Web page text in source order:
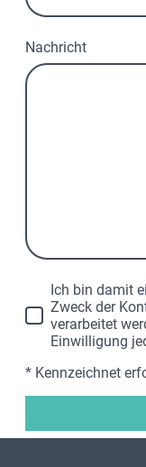
Nachricht
Ich bin damit
Zweck der
verarbeitet
Einwilligung
* Kennzeichnet